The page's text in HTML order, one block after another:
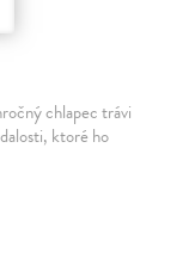
chlapec trávi
ktoré ho